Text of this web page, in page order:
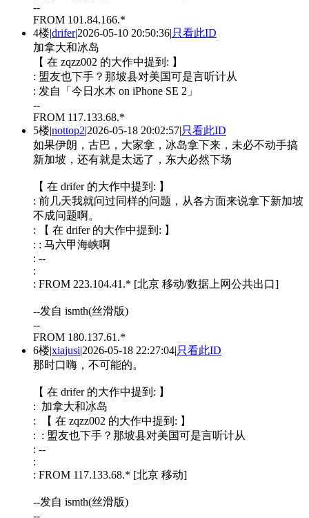
--
FROM 101.84.166.*
4楼|drifer|2026-05-10 20:50:36|只看此ID
加拿大和冰岛
【 在 zqzz002 的大作中提到: 】
: 盟友也下手？那坡县对美国可是言听计从
: 发自「今日水木 on iPhone SE 2」
--
FROM 117.133.68.*
5楼|nottop2|2026-05-18 20:02:57|只看此ID
如果伊朗，古巴，大家拿，冰岛拿下来，未必不动手搞
新加坡，还有就是太远了，东大必然下场
【 在 drifer 的大作中提到: 】
: 前几天我就问过同样的问题，从各方面来说拿下新加坡
不成问题啊。
: 【 在 drifer 的大作中提到: 】
: : 马六甲海峡啊
: --
:
: FROM 223.104.41.* [北京 移动/数据上网公共出口]
--发自 ismth(丝滑版)
--
FROM 180.137.61.*
6楼|xiajusi|2026-05-18 22:27:04|只看此ID
那时口嗨，不可能的。
【 在 drifer 的大作中提到: 】
: 加拿大和冰岛
: 【 在 zqzz002 的大作中提到: 】
: : 盟友也下手？那坡县对美国可是言听计从
: --
:
: FROM 117.133.68.* [北京 移动]
--发自 ismth(丝滑版)
--